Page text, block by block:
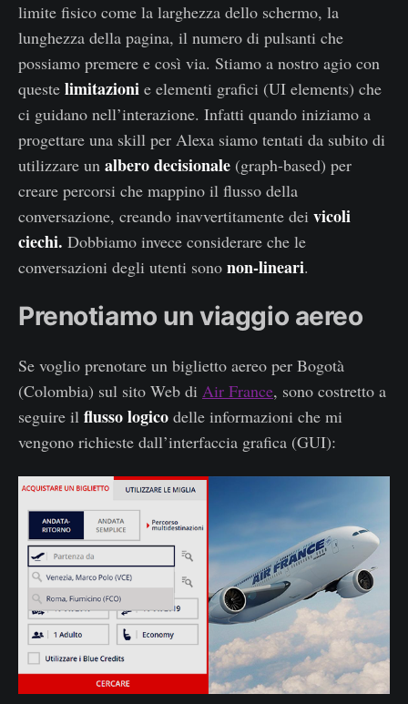
limite fisico come la larghezza dello schermo, la
lunghezza della pagina, il numero di pulsanti che
possiamo premere e così via. Stiamo a nostro agio con
queste limitazioni e elementi grafici (UI elements) che
ci guidano nell’interazione. Infatti quando iniziamo a
progettare una skill per Alexa siamo tentati da subito di
utilizzare un albero decisionale (graph-based) per
creare percorsi che mappino il flusso della
conversazione, creando inavvertitamente dei vicoli
ciechi. Dobbiamo invece considerare che le
conversazioni degli utenti sono non-lineari.
Prenotiamo un viaggio aereo
Se voglio prenotare un biglietto aereo per Bogotà
(Colombia) sul sito Web di Air France, sono costretto a
seguire il flusso logico delle informazioni che mi
vengono richieste dall’interfaccia grafica (GUI):